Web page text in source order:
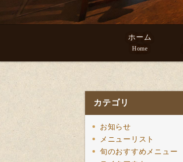
ホーム
Home
カテゴリ
お知らせ
メニューリスト
旬のおすすめメニュー